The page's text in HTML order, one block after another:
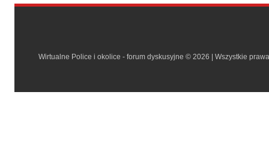
Wirtualne Police i okolice - forum dyskusyjne © 2026 | Wszystkie